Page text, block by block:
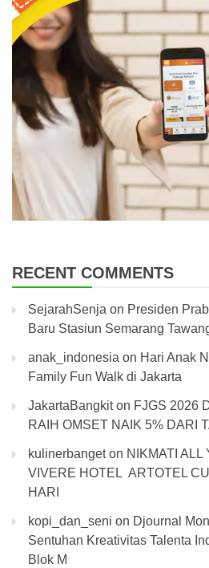
RECENT COMMENTS
SejarahSenja on Presiden
Baru Stasiun Semarang
anak_indonesia on Hari Anak
Family Fun Walk di Jakarta
JakartaBangkiton FJGS 2026
RAIH OMSET NAIK 5% DARI
kulinerbangeton NIKMATI ALL
VIVERE HOTEL ARTOTEL
HARI
kopi_dan_seni on Djournal
Sentuhan Kreativitas Talenta
Blok M